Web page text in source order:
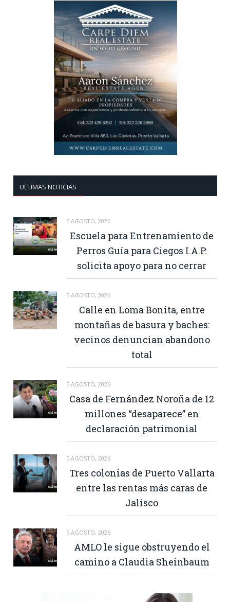
ULTIMAS NOTICIAS
5 AGOSTO, 2026
Escuela para Entrenamiento de
Perros Guía para Ciegos I.A.P.
solicita apoyo para no cerrar
5 AGOSTO, 2026
Calle en Loma Bonita, entre
montañas de basura y baches:
vecinos denuncian abandono
total
5 AGOSTO, 2026
Casa de Fernández Noroña de 12
millones “desaparece” en
declaración patrimonial
5 AGOSTO, 2026
Tres colonias de Puerto Vallarta
entre las rentas más caras de
Jalisco
5 AGOSTO, 2026
AMLO le sigue obstruyendo el
camino a Claudia Sheinbaum